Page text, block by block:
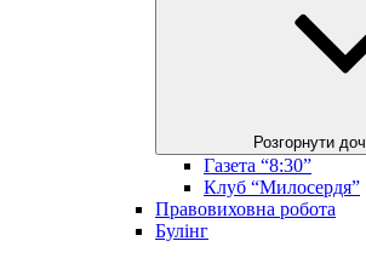
Розгорнути
Газета “8:30”
Клуб “Милосердя”
Правовиховна робота
Булінг